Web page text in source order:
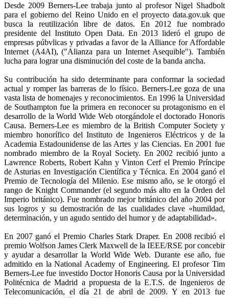
Desde 2009 Berners-Lee trabaja junto al profesor Nigel Shadbolt
para el gobierno del Reino Unido en el proyecto data.gov.uk que
busca la reutilización libre de datos. En 2012 fue nombrado
presidente del Instituto Open Data. En 2013 lideró el grupo de
empresas púbvlicas y privadas a favor de la Alliance for Affordable
Internet (A4AI), ("Alianza para un Internet Asequible"). También
lucha para lograr una disminución del coste de la banda ancha.
Su contribución ha sido determinante para conformar la sociedad
actual y romper las barreras de lo físico. Berners-Lee goza de una
vasta lista de homenajes y reconocimientos. En 1996 la Universidad
de Southampton fue la primera en reconocer su protagonismo en el
desarrollo de la World Wide Web otorgándole el doctorado Honoris
Causa. Berners-Lee es miembro de la British Computer Society y
miembro honorífico del Instituto de Ingenieros Eléctricos y de la
Academia Estadounidense de las Artes y las Ciencias. En 2001 fue
nombrado miembro de la Royal Society. En 2002 recibió junto a
Lawrence Roberts, Robert Kahn y Vinton Cerf el Premio Príncipe
de Asturias en Investigación Científica y Técnica. En 2004 ganó el
Premio de Tecnología del Milenio. Ese mismo año, se le otorgó el
rango de Knight Commander (el segundo más alto en la Orden del
Imperio británico). Fue nombrado mejor británico del año 2004 por
sus logros y su demostración de las cualidades clave «humildad,
determinación, y un agudo sentido del humor y de adaptabilidad».
En 2007 ganó el Premio Charles Stark Draper. En 2008 recibió el
premio Wolfson James Clerk Maxwell de la IEEE/RSE por concebir
y ayudar a desarrollar la World Wide Web. Durante ese año, fue
admitido en la National Academy of Engineering. El profesor Tim
Berners-Lee fue investido Doctor Honoris Causa por la Universidad
Politécnica de Madrid a propuesta de la E.T.S. de Ingenieros de
Telecomunicación, el día 21 de abril de 2009. Y en 2013 fue